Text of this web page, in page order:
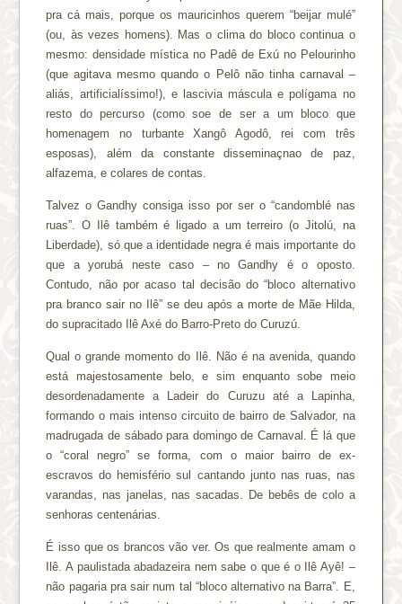
pra cá mais, porque os mauricinhos querem “beijar mulé”
(ou, às vezes homens). Mas o clima do bloco continua o
mesmo: densidade mística no Padê de Exú no Pelourinho
(que agitava mesmo quando o Pelô não tinha carnaval –
aliás, artificialíssimo!), e lascivia máscula e polígama no
resto do percurso (como soe de ser a um bloco que
homenagem no turbante Xangô Agodô, rei com três
esposas), além da constante disseminaçnao de paz,
alfazema, e colares de contas.
Talvez o Gandhy consiga isso por ser o “candomblé nas
ruas”. O Ilê também é ligado a um terreiro (o Jitolú, na
Liberdade), só que a identidade negra é mais importante do
que a yorubá neste caso – no Gandhy é o oposto.
Contudo, não por acaso tal decisão do “bloco alternativo
pra branco sair no Ilê” se deu após a morte de Mãe Hilda,
do supracitado Ilê Axé do Barro-Preto do Curuzú.
Qual o grande momento do Ilê. Não é na avenida, quando
está majestosamente belo, e sim enquanto sobe meio
desordenadamente a Ladeir do Curuzu até a Lapinha,
formando o mais intenso circuito de bairro de Salvador, na
madrugada de sábado para domingo de Carnaval. É lá que
o “coral negro” se forma, com o maior bairro de ex-
escravos do hemisfério sul cantando junto nas ruas, nas
varandas, nas janelas, nas sacadas. De bebês de colo a
senhoras centenárias.
É isso que os brancos vão ver. Os que realmente amam o
Ilê. A paulistada abadazeira nem sabe o que é o Ilê Ayê! –
não pagaria pra sair num tal “bloco alternativo na Barra”. E,